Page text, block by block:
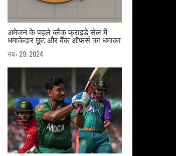
अमेजन के पहले ब्लैक फ्राइडे सेल में
धमाकेदार छूट और बैंक ऑफर्स का धमाका
नव॰ 29, 2024